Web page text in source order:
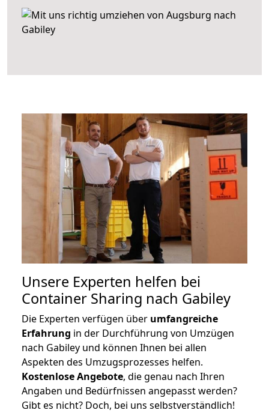
Unsere Experten helfen bei
Container Sharing nach Gabiley
Die Experten verfügen über umfangreiche
Erfahrung in der Durchführung von Umzügen
nach Gabiley und können Ihnen bei allen
Aspekten des Umzugsprozesses helfen.
Kostenlose Angebote, die genau nach Ihren
Angaben und Bedürfnissen angepasst werden?
Gibt es nicht? Doch, bei uns selbstverständlich!